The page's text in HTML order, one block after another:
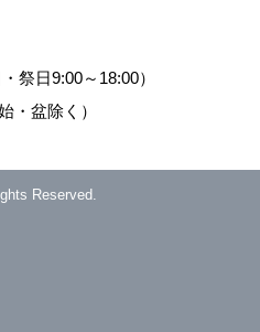
・祭日9:00～18:00）
・盆除く）
Reserved.